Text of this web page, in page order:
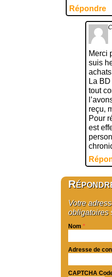
Répondre
Merci
suis
La
tout
reçu,
Pour
est
Votre
obligatoires
Nom *
Adresse de
CAPTCHA